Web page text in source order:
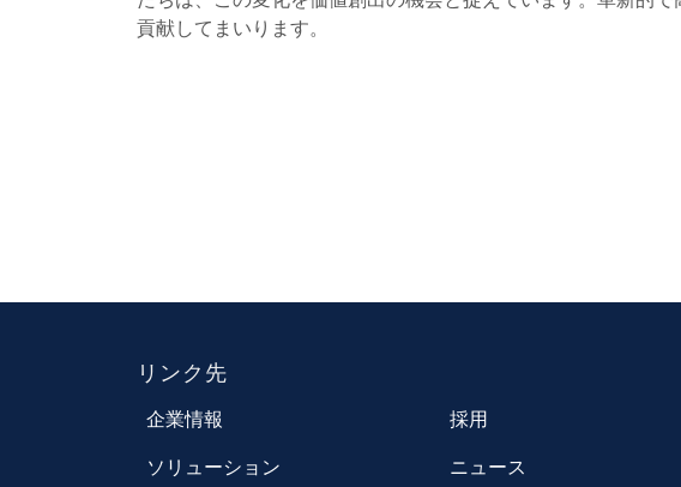
貢献してまいります。
リンク先
企業情報 採用
ソリューション ニュース